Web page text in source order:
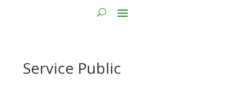
Service Public